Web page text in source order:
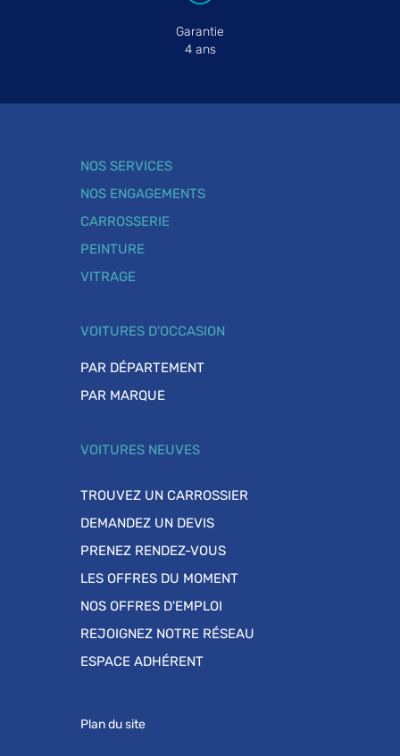
Garantie
4 ans
NOS SERVICES
NOS ENGAGEMENTS
CARROSSERIE
PEINTURE
VITRAGE
VOITURES D'OCCASION
PAR DÉPARTEMENT
PAR MARQUE
VOITURES NEUVES
TROUVEZ UN CARROSSIER
DEMANDEZ UN DEVIS
PRENEZ RENDEZ-VOUS
LES OFFRES DU MOMENT
NOS OFFRES D'EMPLOI
REJOIGNEZ NOTRE RÉSEAU
ESPACE ADHÉRENT
Plan du site